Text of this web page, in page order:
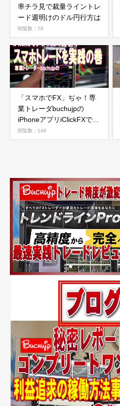
率チラ見で裁量ライントレ
ード週明けのドル円行方は
閲覧数：78
「スマホでFX」ぢゃ！専
業トレーダbuchujpの
iPhoneアプリiClickFXでテ
クニカル分析と実践トレー
ドの巻
閲覧数：146